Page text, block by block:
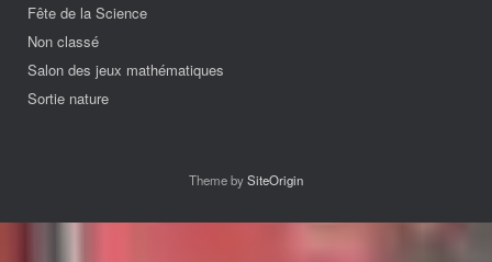
Fête de la Science
Non classé
Salon des jeux mathématiques
Sortie nature
Theme bySiteOrigin